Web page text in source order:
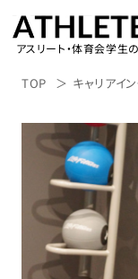
アスリート・体育会学生
TOP キャリアイ
トップ
体育会学生
社会人アス
桑田真澄の
に」
アスリート